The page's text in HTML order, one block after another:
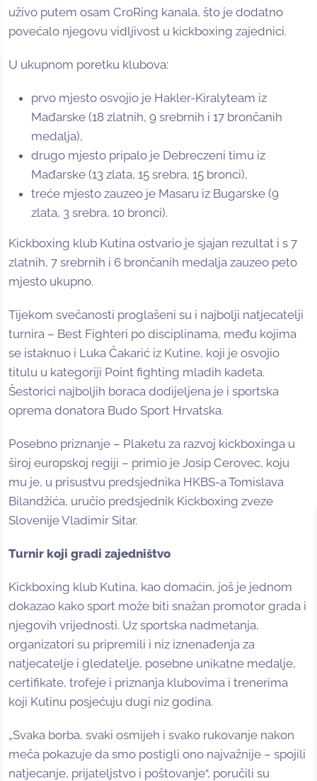
uživo putem osam CroRing kanala, što je dodatno
povećalo njegovu vidljivost u kickboxing zajednici.
U ukupnom poretku klubova:
prvo mjesto osvojio je Hakler-Kiralyteam iz
Mađarske (18 zlatnih, 9 srebrnih i 17 brončanih
medalja),
drugo mjesto pripalo je Debreczeni timu iz
Mađarske (13 zlata, 15 srebra, 15 bronci),
treće mjesto zauzeo je Masaru iz Bugarske (9
zlata, 3 srebra, 10 bronci).
Kickboxing klub Kutina ostvario je sjajan rezultat i s 7
zlatnih, 7 srebrnih i 6 brončanih medalja zauzeo peto
mjesto ukupno.
Tijekom svečanosti proglašeni su i najbolji natjecatelji
turnira – Best Fighteri po disciplinama, među kojima
se istaknuo i Luka Čakarić iz Kutine, koji je osvojio
titulu u kategoriji Point fighting mladih kadeta.
Šestorici najboljih boraca dodijeljena je i sportska
oprema donatora Budo Sport Hrvatska.
Posebno priznanje – Plaketu za razvoj kickboxinga u
široj europskoj regiji – primio je Josip Cerovec, koju
mu je, u prisustvu predsjednika HKBS-a Tomislava
Bilandžića, uručio predsjednik Kickboxing zveze
Slovenije Vladimir Sitar.
Turnir koji gradi zajedništvo
Kickboxing klub Kutina, kao domaćin, još je jednom
dokazao kako sport može biti snažan promotor grada i
njegovih vrijednosti. Uz sportska nadmetanja,
organizatori su pripremili i niz iznenađenja za
natjecatelje i gledatelje, posebne unikatne medalje,
certifikate, trofeje i priznanja klubovima i trenerima
koji Kutinu posjećuju dugi niz godina.
„Svaka borba, svaki osmijeh i svako rukovanje nakon
meča pokazuje da smo postigli ono najvažnije – spojili
natjecanje, prijateljstvo i poštovanje“, poručili su